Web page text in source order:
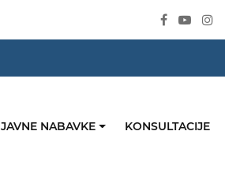
JAVNE NABAVKE KONSULTACIJE